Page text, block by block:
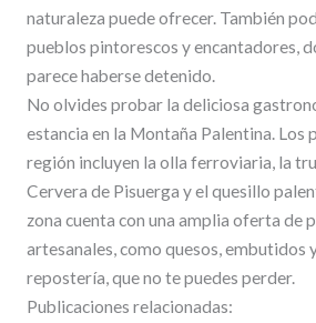
naturaleza puede ofrecer. También
pueblos pintorescos y encantadores,
parece haberse detenido.
No olvides probar la deliciosa
estancia en la Montaña Palentina. Los
región incluyen la olla ferroviaria, la
Cervera de Pisuerga y el quesillo
zona cuenta con una amplia oferta de
artesanales, como quesos, embutidos
repostería, que no te puedes perder.
Publicaciones relacionadas: